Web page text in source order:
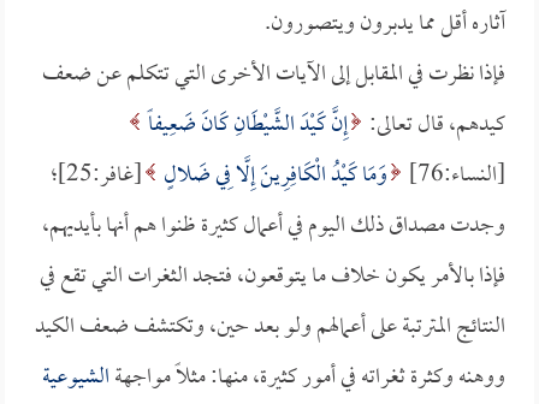
آثاره أقل مما يدبرون ويتصورون.
فإذا نظرت في المقابل إلى الآيات الأخرى التي تتكلم عن ضعف
كيدهم، قال تعالى: إِنَّ كَيْدَ الشَّيْطَانِ كَانَ ضَعِيفاً
[النساء:76]
وَمَا كَيْدُ الْكَافِرِينَ إِلَّا فِي ضَلالٍ
[غافر:25]؛
وجدت مصداق ذلك اليوم في أعمال كثيرة ظنوا هم أنها بأيديهم،
فإذا بالأمر يكون خلاف ما يتوقعون، فتجد الثغرات التي تقع في
النتائج المترتبة على أعمالهم ولو بعد حين، وتكتشف ضعف الكيد
ووهنه وكثرة ثغراته في أمور كثيرة، منها: مثلاً مواجهةالشيوعية